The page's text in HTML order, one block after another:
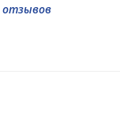
отзывов